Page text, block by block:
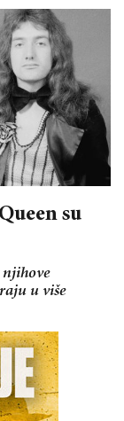
su
njihove
u više